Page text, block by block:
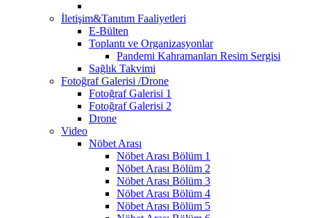
İletişim&Tanıtım Faaliyetleri
E-Bülten
Toplantı ve Organizasyonlar
Pandemi Kahramanları Resim Sergisi
Sağlık Takvimi
Fotoğraf Galerisi /Drone
Fotoğraf Galerisi 1
Fotoğraf Galerisi 2
Drone
Video
Nöbet Arası
Nöbet Arası Bölüm 1
Nöbet Arası Bölüm 2
Nöbet Arası Bölüm 3
Nöbet Arası Bölüm 4
Nöbet Arası Bölüm 5